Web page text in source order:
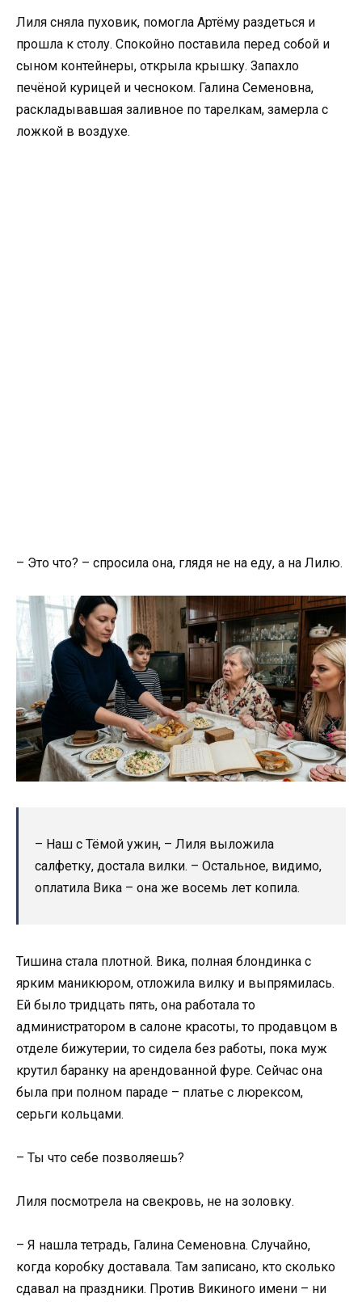
Лиля сняла пуховик, помогла Артёму раздеться и
прошла к столу. Спокойно поставила перед собой и
сыном контейнеры, открыла крышку. Запахло
печёной курицей и чесноком. Галина Семеновна,
раскладывавшая заливное по тарелкам, замерла с
ложкой в воздухе.
– Это что? – спросила она, глядя не на еду, а на Лилю.
– Наш с Тёмой ужин, – Лиля выложила
салфетку, достала вилки. – Остальное, видимо,
оплатила Вика – она же восемь лет копила.
Тишина стала плотной. Вика, полная блондинка с
ярким маникюром, отложила вилку и выпрямилась.
Ей было тридцать пять, она работала то
администратором в салоне красоты, то продавцом в
отделе бижутерии, то сидела без работы, пока муж
крутил баранку на арендованной фуре. Сейчас она
была при полном параде – платье с люрексом,
серьги кольцами.
– Ты что себе позволяешь?
Лиля посмотрела на свекровь, не на золовку.
– Я нашла тетрадь, Галина Семеновна. Случайно,
когда коробку доставала. Там записано, кто сколько
сдавал на праздники. Против Викиного имени – ни